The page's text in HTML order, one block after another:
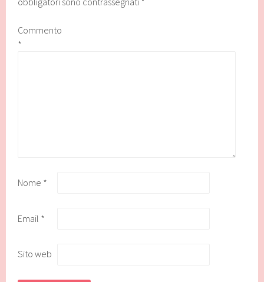
Commento
*
Nome *
Email *
Sito web